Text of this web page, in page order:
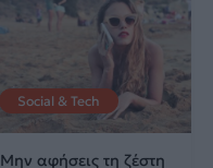
Social & Tech
Μην αφήσεις τη ζέστη